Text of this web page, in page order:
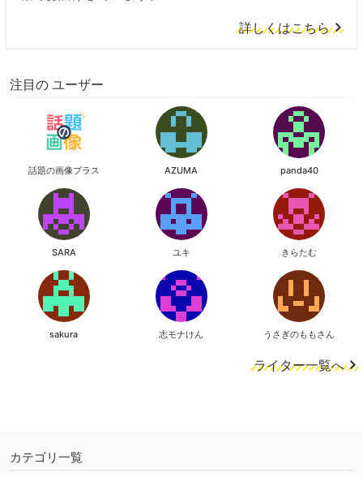
詳しくはこちら
注目の ユーザー
話題の画像プラス AZUMA panda40
SARA ユキ きらたむ
sakura 志モナけん うさぎのももさん
ライター一覧へ
カテゴリ一覧